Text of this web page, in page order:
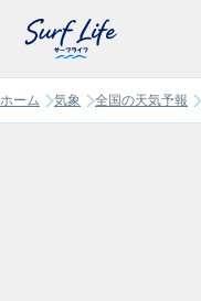
ホーム 気象 全国の天気予報